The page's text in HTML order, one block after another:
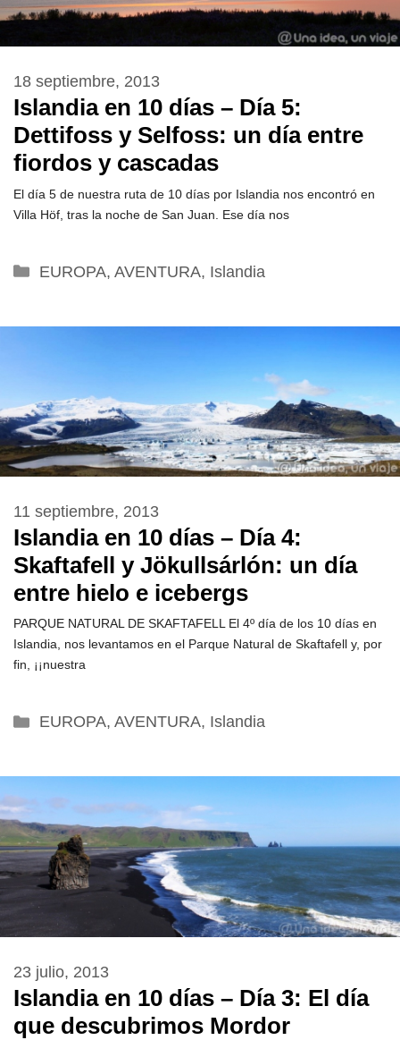
Islandia en 10 días – Día 5:
Dettifoss y Selfoss: un día entre
fiordos y cascadas
18 septiembre, 2013
El día 5 de nuestra ruta de 10 días por Islandia nos encontró en
Villa Höf, tras la noche de San Juan. Ese día nos
Categorías
EUROPA, AVENTURA, Islandia
Islandia en 10 días – Día 4:
Skaftafell y Jökullsárlón: un día
entre hielo e icebergs
11 septiembre, 2013
PARQUE NATURAL DE SKAFTAFELL El 4º día de los 10 días en
Islandia, nos levantamos en el Parque Natural de Skaftafell y, por
fin, ¡¡nuestra
Categorías
EUROPA, AVENTURA, Islandia
Islandia en 10 días – Día 3: El día
que descubrimos Mordor
23 julio, 2013